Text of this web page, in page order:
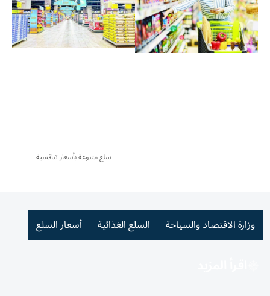
سلع متنوعة بأسعار تنافسية
وزارة الاقتصاد والسياحة السلع الغذائية أسعار السلع